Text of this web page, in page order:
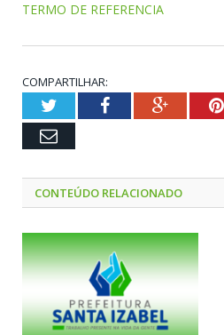
TERMO DE REFERENCIA
COMPARTILHAR:
TwitterFacebookGoogle+
Email
CONTEÚDO RELACIONADO